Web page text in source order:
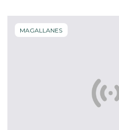
MAGALLANES